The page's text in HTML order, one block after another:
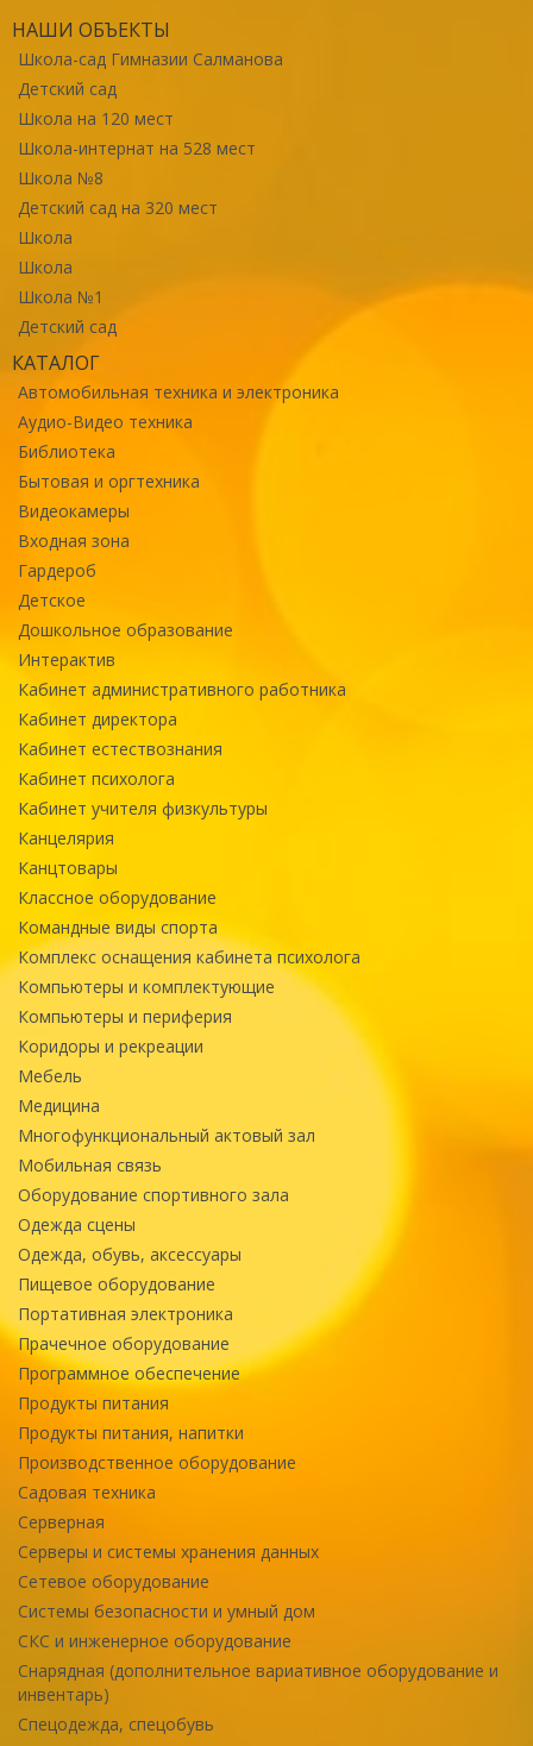
НАШИ ОБЪЕКТЫ
Школа-сад Гимназии Салманова
Детский сад
Школа на 120 мест
Школа-интернат на 528 мест
Школа №8
Детский сад на 320 мест
Школа
Школа
Школа №1
Детский сад
КАТАЛОГ
Автомобильная техника и электроника
Аудио-Видео техника
Библиотека
Бытовая и оргтехника
Видеокамеры
Входная зона
Гардероб
Детское
Дошкольное образование
Интерактив
Кабинет административного работника
Кабинет директора
Кабинет естествознания
Кабинет психолога
Кабинет учителя физкультуры
Канцелярия
Канцтовары
Классное оборудование
Командные виды спорта
Комплекс оснащения кабинета психолога
Компьютеры и комплектующие
Компьютеры и периферия
Коридоры и рекреации
Мебель
Медицина
Многофункциональный актовый зал
Мобильная связь
Оборудование спортивного зала
Одежда сцены
Одежда, обувь, аксессуары
Пищевое оборудование
Портативная электроника
Прачечное оборудование
Программное обеспечение
Продукты питания
Продукты питания, напитки
Производственное оборудование
Садовая техника
Серверная
Серверы и системы хранения данных
Сетевое оборудование
Системы безопасности и умный дом
СКС и инженерное оборудование
Снарядная (дополнительное вариативное оборудование и
инвентарь)
Спецодежда, спецобувь